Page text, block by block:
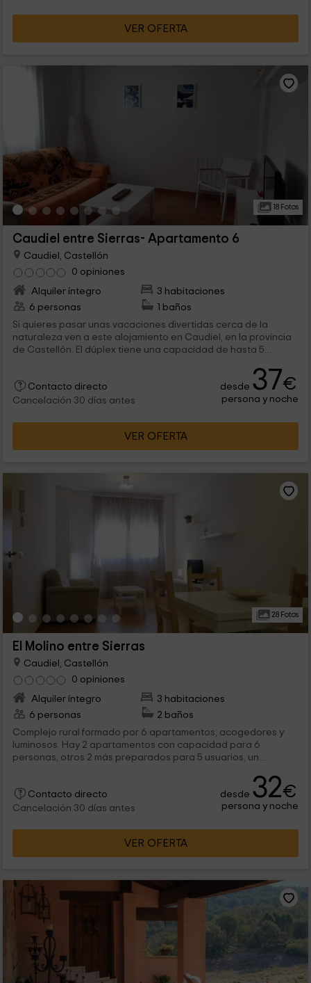
VER OFERTA
18 Fotos
Caudiel entre Sierras- Apartamento 6
Caudiel, Castellón
0 opiniones
Alquiler íntegro
3 habitaciones
6 personas
1 baños
Si quieres pasar unas vacaciones divertidas cerca de la
naturaleza ven a este alojamiento en Caudiel, en la provincia
de Castellón. El dúplex tiene una capacidad de hasta 5
aventura.
Contacto directo
Cancelación 30 días antes
desde 37€
persona y noche
VER OFERTA
28 Fotos
El Molino entre Sierras
Caudiel, Castellón
0 opiniones
Alquiler íntegro
3 habitaciones
6 personas
2 baños
Complejo rural formado por 6 apartamentos, acogedores y
luminosos. Hay 2 apartamentos con capacidad para 6
personas, otros 2 más preparados para 5 usuarios, un
máxima comodidad y confort, ofreciendo además el encanto
de un hogar.
Contacto directo
Cancelación 30 días antes
desde 32€
persona y noche
VER OFERTA